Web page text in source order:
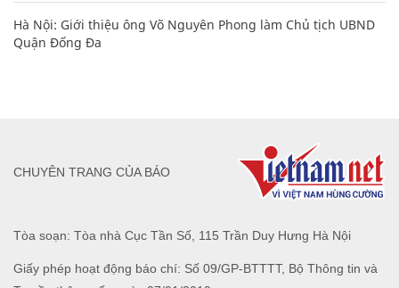
Hà Nội: Giới thiệu ông Võ Nguyên Phong làm Chủ tịch UBND
Quận Đống Đa
Tòa soạn: Tòa nhà Cục Tần Số, 115 Trần Duy Hưng Hà Nội
Giấy phép hoạt động báo chí: Số 09/GP-BTTTT, Bộ Thông tin và
CHUYÊN TRANG CỦA BÁO